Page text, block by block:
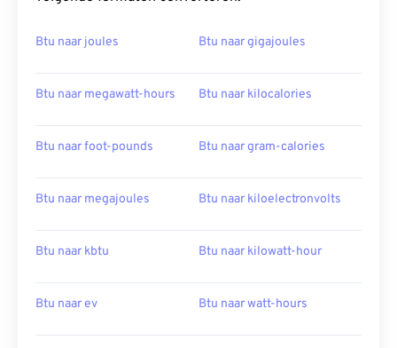
Btu naar joules Btu naar gigajoules
Btu naar megawatt-hours Btu naar kilocalories
Btu naar foot-pounds Btu naar gram-calories
Btu naar megajoules Btu naar kiloelectronvolts
Btu naar kbtu Btu naar kilowatt-hour
Btu naar ev Btu naar watt-hours